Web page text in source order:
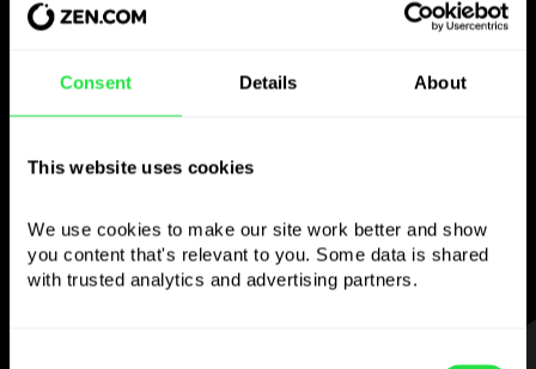
Consent Details About
This website uses cookies
We use cookies to make our site work better and show
you content that's relevant to you. Some data is shared
with trusted analytics and advertising partners.
Använd den valda
valutan
som du vill
ta ut från bankomater utan
provision, betala med flervalutakortet
— enkelt och stressfritt.